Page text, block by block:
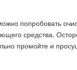
попробовать
средства.
промойте и